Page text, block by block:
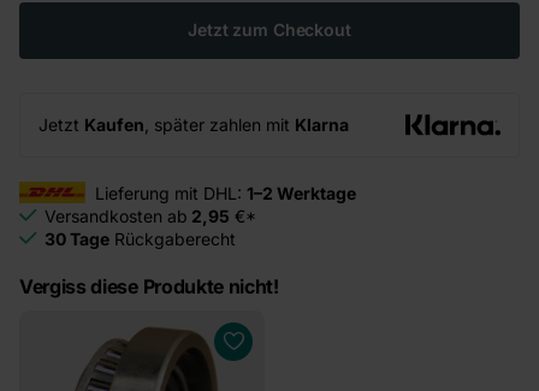
Jetzt zum Checkout
Jetzt Kaufen , später zahlen mit Klarna
Lieferung mit DHL: 1–2 Werktage
Versandkosten ab 2,95 €*
30 Tage Rückgaberecht
Vergiss diese Produkte nicht!